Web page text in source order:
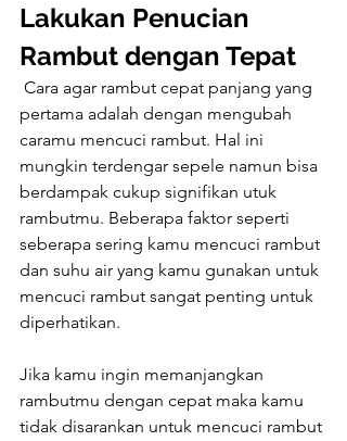
Lakukan Penucian
Rambut dengan Tepat
pertama adalah dengan mengubah
caramu mencuci rambut. Hal ini
mungkin terdengar sepele namun bisa
berdampak cukup signifikan utuk
rambutmu. Beberapa faktor seperti
seberapa sering kamu mencuci rambut
dan suhu air yang kamu gunakan untuk
mencuci rambut sangat penting untuk
diperhatikan.
Jika kamu ingin memanjangkan
rambutmu dengan cepat maka kamu
tidak disarankan untuk mencuci rambut